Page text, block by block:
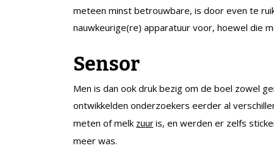
meteen minst betrouwbare, is door even te
nauwkeurige(re) apparatuur voor, hoewel die
Sensor
Men is dan ook druk bezig om de boel zowel
ontwikkelden onderzoekers eerder al
meten of melk zuur is, en werden er zelfs
meer was.